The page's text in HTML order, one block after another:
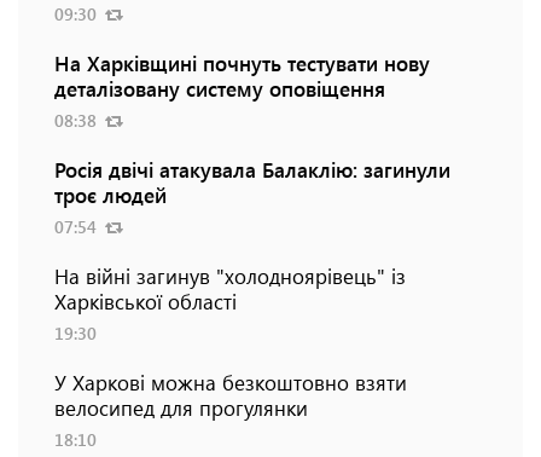
09:30
На Харківщині почнуть тестувати нову
деталізовану систему оповіщення
08:38
Росія двічі атакувала Балаклію: загинули
троє людей
07:54
На війні загинув "холодноярівець" із
Харківської області
19:30
У Харкові можна безкоштовно взяти
велосипед для прогулянки
18:10